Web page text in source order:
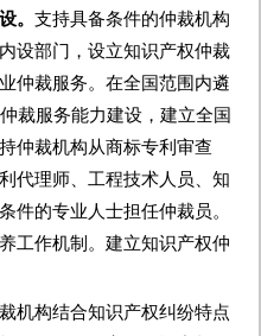
。 支持具备条件的仲裁机构
设部门，设立知识产权仲裁
仲裁服务。在全国范围内遴
裁服务能力建设，建立全国
仲裁机构从商标专利审查
代理师、工程技术人员、知
件的专业人士担任仲裁员。
工作机制。建立知识产权仲
机构结合知识产权纠纷特点